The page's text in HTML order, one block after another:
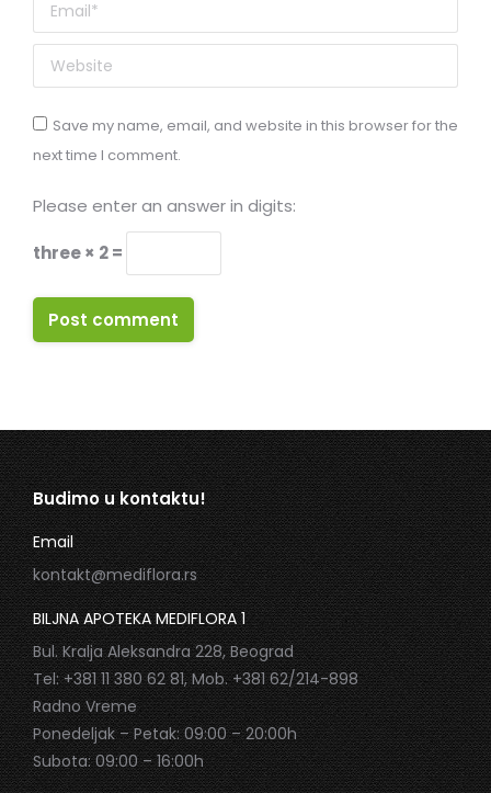
Website
Save my name, email, and website in this browser for the
next time I comment.
Please enter an answer in digits:
three × 2 =
Post comment
Budimo u kontaktu!
Email
kontakt@mediflora.rs
BILJNA APOTEKA MEDIFLORA 1
Bul. Kralja Aleksandra 228, Beograd
Tel: +381 11 380 62 81, Mob. +381 62/214-898
Radno Vreme
Ponedeljak – Petak: 09:00 – 20:00h
Subota: 09:00 – 16:00h